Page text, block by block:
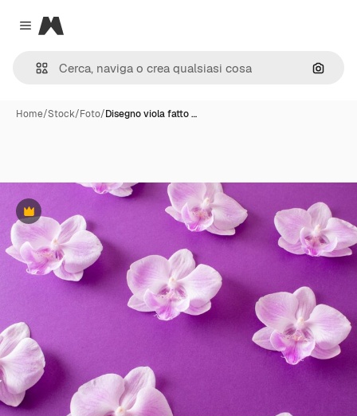
Close menu
Magnific
Cerca
Home/Stock/Foto/Disegno viola fatto …
Premium